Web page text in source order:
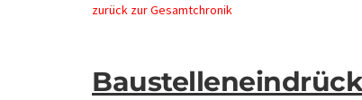
zurück zur Gesamtchronik